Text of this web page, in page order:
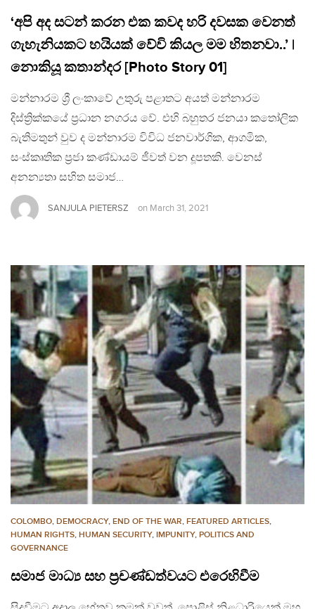
‘අපි අද සටන් කරන එක කවද හරි දවසක වෙනත්
ගැහැනියකට හයියක් වේවි කියල මම හිතනවා..’ |
නොකියූ කතාන්දර [Photo Story 01]
මන්නාරම ශ්‍රී ලංකාවේ උතුරු පළාතට අයත් මන්නාරම
දිස්ත්‍රික්කයේ ප්‍රධාන නගරය වේ. එහි බහුතර ජනයා කතෝලික
බැතිමතුන් වුව ද මන්නාරම විවිධ ජනවාර්ගික, ආගමික,
සංස්කෘතික ප්‍රජා කණ්ඩායම් ජීවත් වන දූපතකි. වෙනස්
අනන්‍යතා සහිත සමාජ…
SANJULA PIETERSZ on March 31, 2021
COLOMBO, DEMOCRACY, END OF THE WAR, FEATURED ARTICLES,
HUMAN RIGHTS, HUMAN SECURITY, IMPUNITY, POLITICS AND
GOVERNANCE
සමාජ මාධ්‍ය සහ ප්‍රචණ්ඩත්වයට එරෙහිවීම